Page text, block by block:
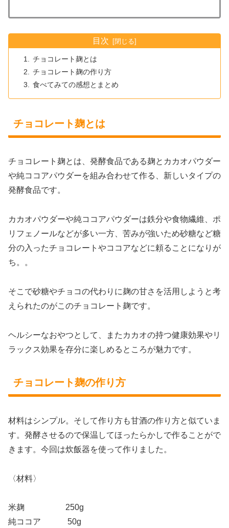
目次
チョコレート麹とは
チョコレート麹の作り方
食べてみての感想とまとめ
チョコレート麹とは
チョコレート麹とは、発酵食品である麹とカカオパウダー
や純ココアパウダーを組み合わせて作る、新しいタイプの
発酵食品です。
カカオパウダーや純ココアパウダーは鉄分や食物繊維、ポ
リフェノールなどが多い一方、苦みが強いため砂糖など糖
分の入ったチョコレートやココアなどに頼ることになりが
ち。。
そこで砂糖やチョコの代わりに麹の甘さを活用しようと考
えられたのがこのチョコレート麹です。
ヘルシーなおやつとして、またカカオの持つ健康効果やリ
ラックス効果を存分に楽しめるところが魅力です。
チョコレート麹の作り方
材料はシンプル。そして作り方も甘酒の作り方と似ていま
す。発酵させるので保温してほったらかしで作ることがで
きます。今回は炊飯器を使って作りました。
〈材料〉
米麹 250g
純ココア 50g